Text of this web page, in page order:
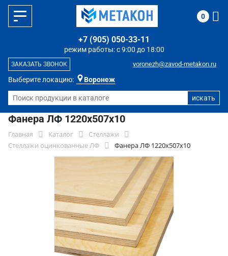
Выберите локацию: Воронеж
режим работы: с 9:00 до 18:00
+7 (905) 050-33-11
voronezh@zavod-metakon.ru
ЗАКАЗАТЬ ЗВОНОК
0
Фанера ЛФ 1220х507х10
Главная Каталог
Стеллажи
Стеллажи оцинкованные ЛФ
Фанера ЛФ 1220х507х10